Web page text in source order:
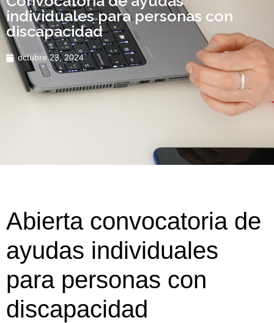
individuales para personas con
discapacidad
octubre 23, 2024
Abierta convocatoria de
ayudas individuales
para personas con
discapacidad